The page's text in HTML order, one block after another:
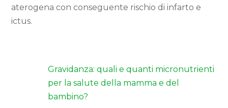
aterogena con conseguente rischio di infarto e
ictus.
Gravidanza: quali e quanti micronutrienti
per la salute della mamma e del
bambino?